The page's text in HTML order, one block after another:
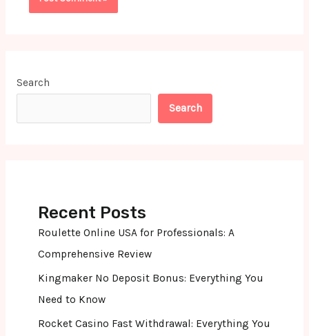
Search
Search
Recent Posts
Roulette Online USA for Professionals: A
Comprehensive Review
Kingmaker No Deposit Bonus: Everything You
Need to Know
Rocket Casino Fast Withdrawal: Everything You